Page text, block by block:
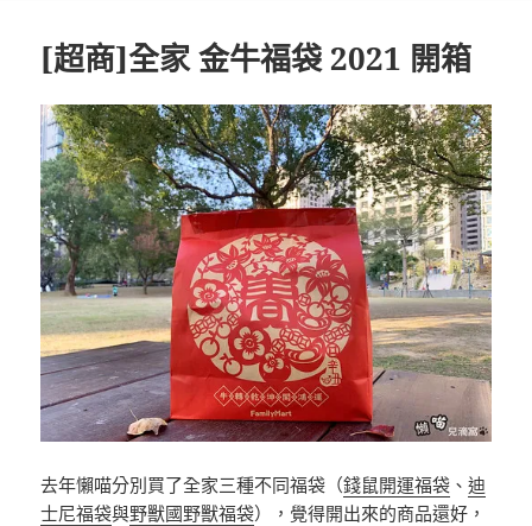
[超商]全家 金牛福袋 2021 開箱
去年懶喵分別買了全家三種不同福袋（錢鼠開運福袋 、迪
士尼福袋與野獸國野獸福袋），覺得開出來的商品還好，